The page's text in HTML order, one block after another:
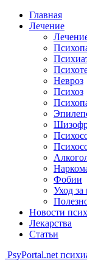
Главная
Лечение
Невроз
Психоз
Фобии
Уход
Новости
Лекарства
Статьи
PsyPortal.net